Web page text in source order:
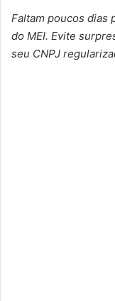
Faltam poucos dias
do MEI. Evite
seu CNPJ